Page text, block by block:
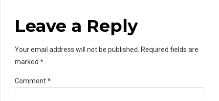
Leave a Reply
Your email address will not be published. Required fields are
marked *
Comment*